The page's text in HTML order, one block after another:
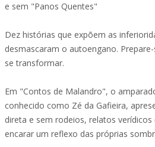
e sem "Panos Quentes"
Dez histórias que expõem as
desmascaram o autoengano.
se transformar.
Em "Contos de Malandro", o
conhecido como Zé da Gafieira,
direta e sem rodeios, relatos
encarar um reflexo das próprias